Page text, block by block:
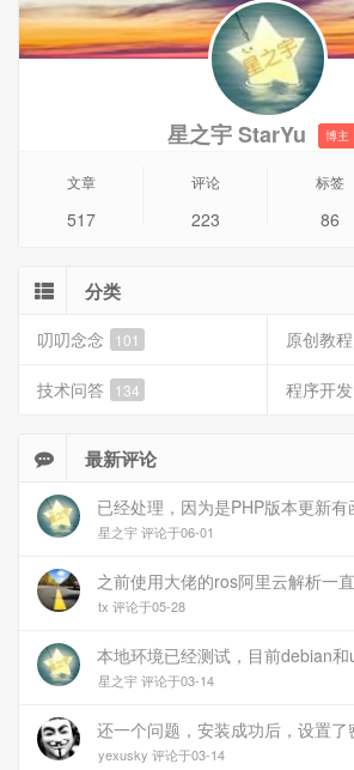
星之宇 StarYu 博主
文章
517
评论
223
标签
86
分类
叨叨念念 101 原创教程
技术问答 134 程序开发
最新评论
星之宇 评论于06-01
tx 评论于05-28
星之宇 评论于03-14
yexusky 评论于03-14